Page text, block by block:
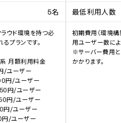
5名
ウド環境を持つ必
プランです。
月額利用料金
/ユーザー
円/ユーザー
円/ユーザー
円/ユーザー
円/ユーザー
円/ユーザー
最低利用人数
初期費用（環境構
用ユーザー数によ
※サーバー費用
かかります。